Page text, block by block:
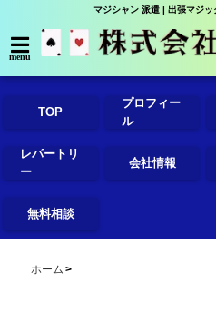
マジシャン 派遣 | 出張マジ
menu
TOP
プロフィー
ル
レパートリ
ー
会社情報
無料相談
ホーム